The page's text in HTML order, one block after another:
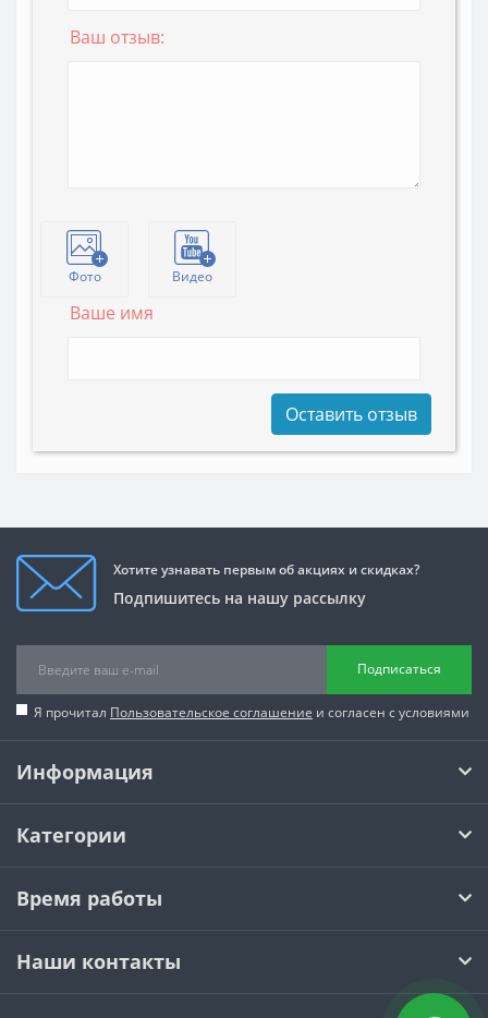
Ваш отзыв:
Фото Видео
Ваше имя
Оставить отзыв
Хотите узнавать первым об акциях и скидках?
Подпишитесь на нашу рассылку
Подписаться
Я прочитал Пользовательское соглашение и согласен с условиями
Информация
Категории
Время работы
Наши контакты